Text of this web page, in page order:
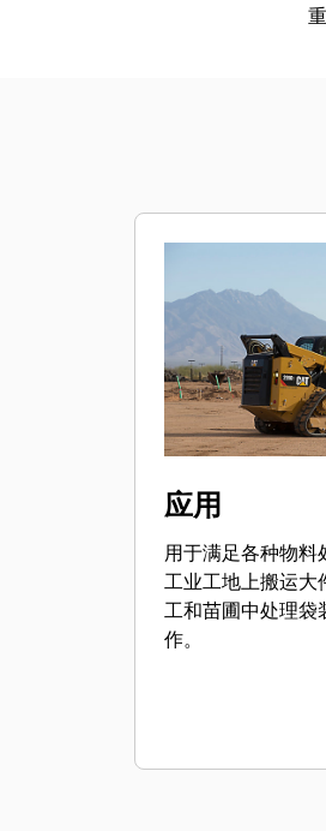
应用
用于满足各种物料
工业工地上搬运大
工和苗圃中处理袋
作。